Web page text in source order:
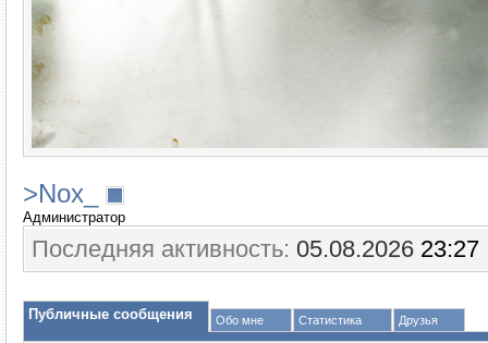
>Nox_
Администратор
Последняя активность: 05.08.2026 23:27
Публичные сообщения Обо мне Статистика Друзья